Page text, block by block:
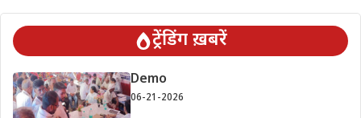
ट्रेंडिंग ख़बरें
Demo
06-21-2026